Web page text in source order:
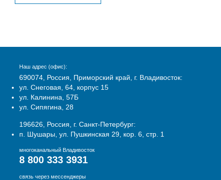
Наш адрес (офис):
690074, Россия, Приморский край, г. Владивосток:
ул. Снеговая, 64, корпус 15
ул. Калинина, 57Б
ул. Сипягина, 28
196626, Россия, г. Санкт-Петербург:
п. Шушары, ул. Пушкинская 29, кор. 6, стр. 1
многоканальный Владивосток
8 800 333 3931
связь через мессенджеры